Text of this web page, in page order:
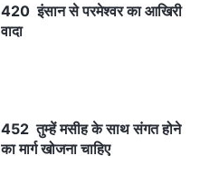
420 इंसान से परमेश्वर का आखिरी
वादा
452 तुम्हें मसीह के साथ संगत होने
का मार्ग खोजना चाहिए